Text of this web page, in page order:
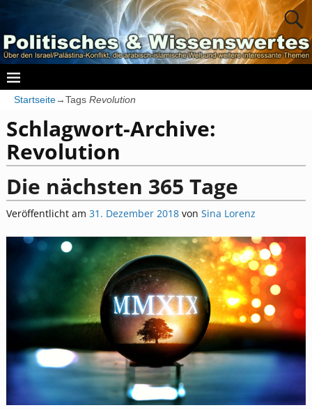
Startseite→Tags Revolution
Schlagwort-Archive:
Revolution
Die nächsten 365 Tage
Veröffentlicht am 31. Dezember 2018 von Sina Lorenz